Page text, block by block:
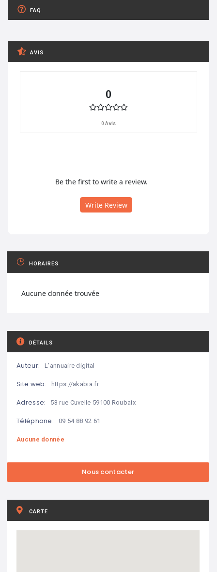
FAQ
AVIS
0
0 Avis
Be the first to write a review.
Write Review
HORAIRES
Aucune donnée trouvée
DÉTAILS
Auteur: L'annuaire digital
Site web: https://akabia.fr
Adresse: 53 rue Cuvelle 59100 Roubaix
Téléphone: 09 54 88 92 61
Aucune donnée
CARTE